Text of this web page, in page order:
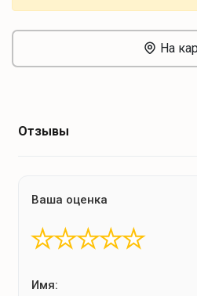
На
Отзывы
Ваша оценка
★
★
★
★
★
Имя: